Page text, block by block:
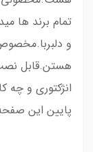
تمام برند ها
و
انژکتوری و چه
پایین این